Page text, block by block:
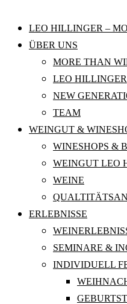
LEO HILLINGER –
ÜBER UNS
MORE THAN
LEO HILLINGER
NEW
TEAM
WEINGUT &
WINESHOPS &
WEINGUT LEO
WEINE
ERLEBNISSE
SEMINARE &
INDIVIDUELL